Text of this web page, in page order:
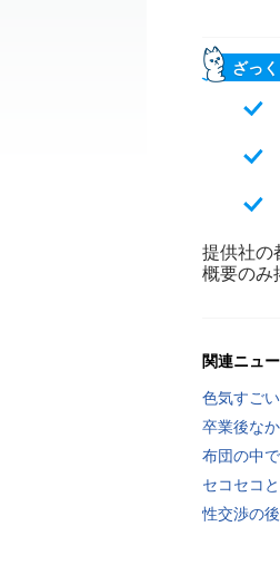
ざっ
提供社の
概要のみ
関連ニュ
色気すご
卒業後な
布団の中
セコセコ
性交渉の